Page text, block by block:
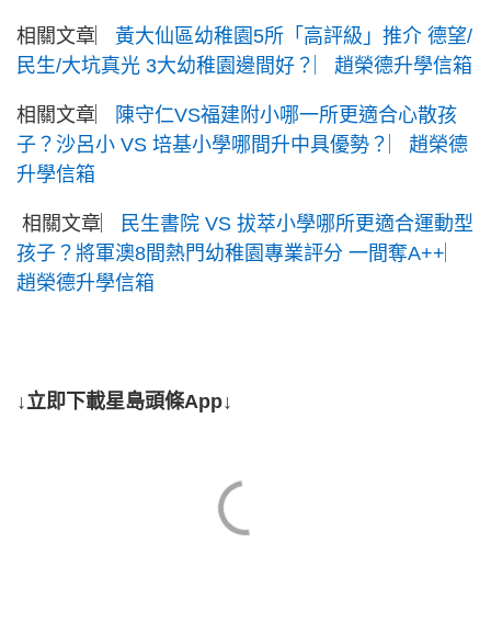
相關文章︳ 黃大仙區幼稚園5所「高評級」推介 德望/
民生/大坑真光 3大幼稚園邊間好？︳趙榮德升學信箱
相關文章︳
陳守仁VS福建附小哪一所更適合心散孩
子？沙呂小 VS 培基小學哪間升中具優勢？︳趙榮德
升學信箱
相關文章︳
民生書院 VS 拔萃小學哪所更適合運動型
孩子？將軍澳8間熱門幼稚園專業評分 一間奪A++︳
趙榮德升學信箱
↓立即下載星島頭條App↓